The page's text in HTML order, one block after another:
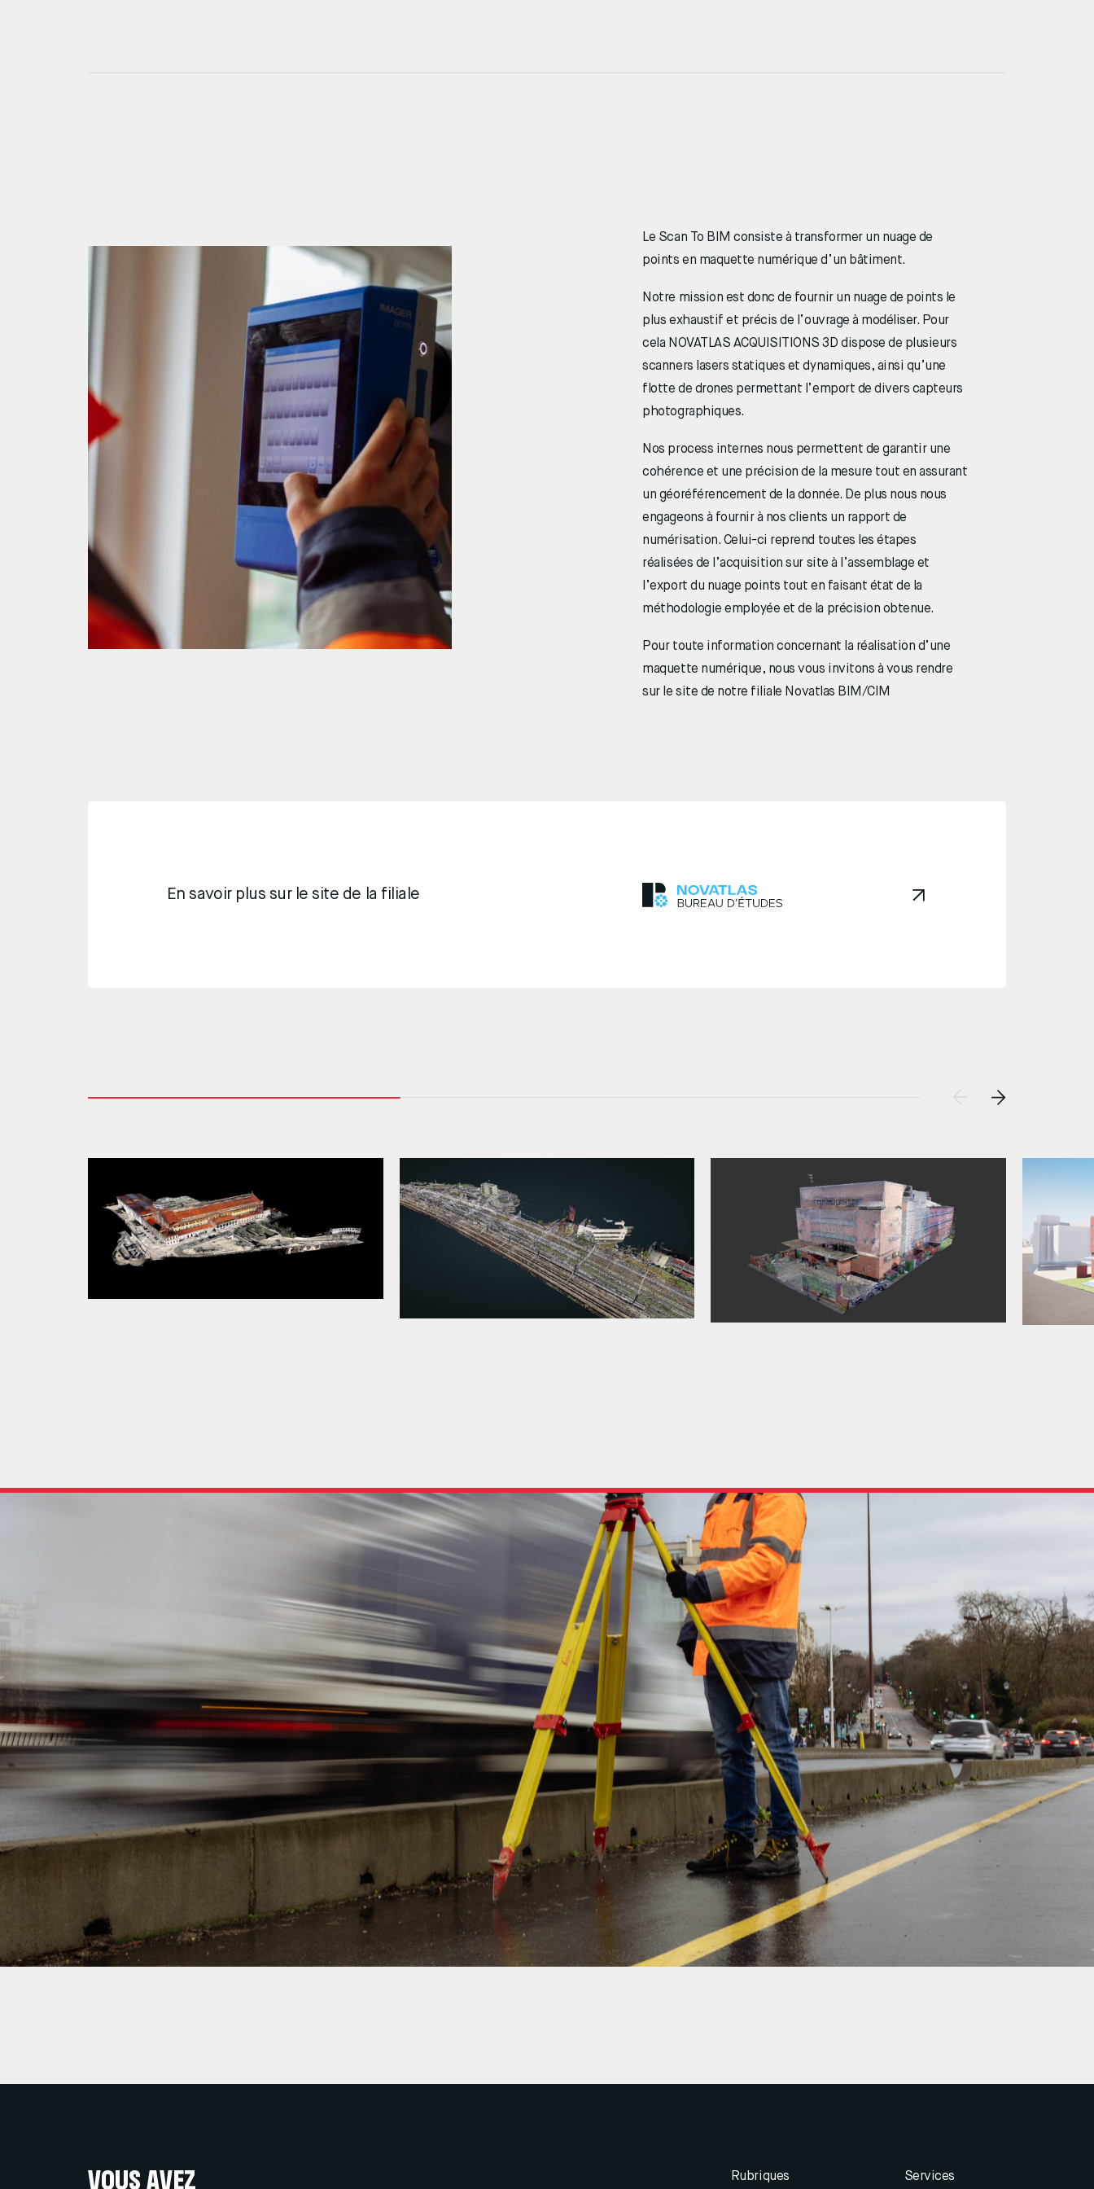
Le Scan To BIM consiste à transformer un nuage de
points en maquette numérique d’un bâtiment.
Notre mission est donc de fournir un nuage de points le
plus exhaustif et précis de l’ouvrage à modéliser. Pour
cela NOVATLAS ACQUISITIONS 3D dispose de plusieurs
scanners lasers statiques et dynamiques, ainsi qu’une
flotte de drones permettant l’emport de divers capteurs
photographiques.
Nos process internes nous permettent de garantir une
cohérence et une précision de la mesure tout en assurant
un géoréférencement de la donnée. De plus nous nous
engageons à fournir à nos clients un rapport de
numérisation. Celui-ci reprend toutes les étapes
réalisées de l’acquisition sur site à l’assemblage et
l’export du nuage points tout en faisant état de la
méthodologie employée et de la précision obtenue.
Pour toute information concernant la réalisation d’une
maquette numérique, nous vous invitons à vous rendre
sur le site de notre filiale Novatlas BIM/CIM
En savoir plus sur le site de la filiale
VOUS AVEZ Rubriques Services